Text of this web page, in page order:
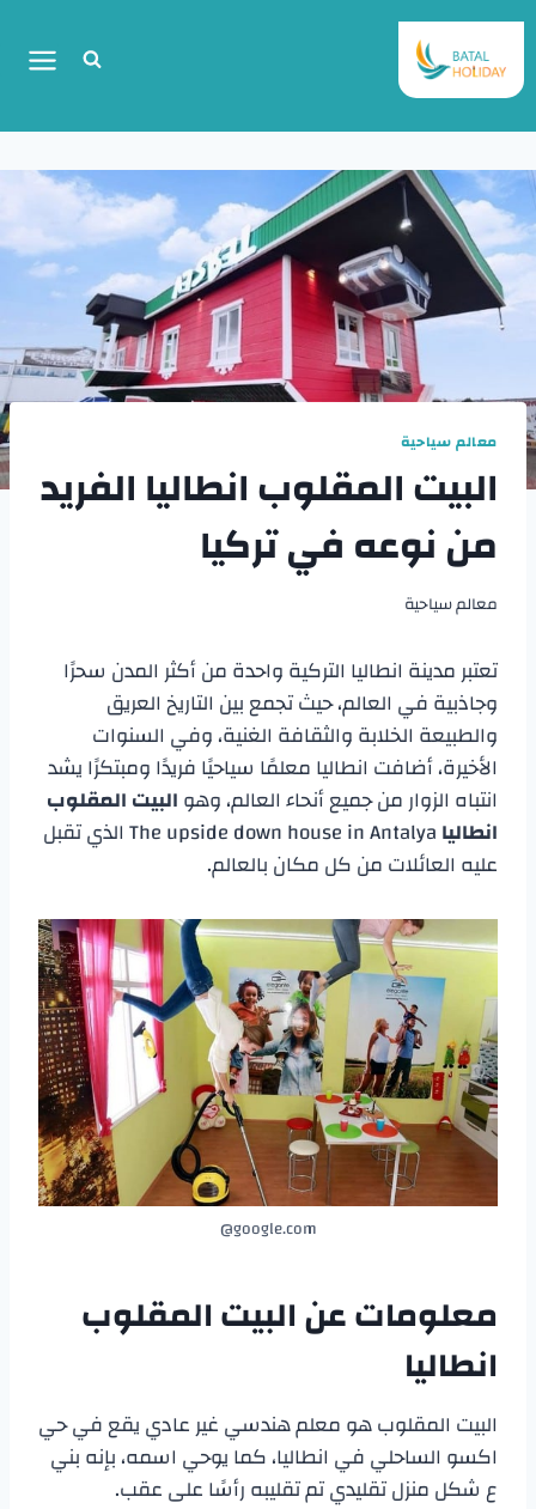
معالم سياحية
البيت المقلوب انطاليا الفريد
من نوعه في تركيا
معالم سياحية
تعتبر مدينة انطاليا التركية واحدة من أكثر المدن سحرًا
وجاذبية في العالم، حيث تجمع بين التاريخ العريق
والطبيعة الخلابة والثقافة الغنية، وفي السنوات
الأخيرة، أضافت انطاليا معلمًا سياحيًا فريدًا ومبتكرًا يشد
انتباه الزوار من جميع أنحاء العالم، وهوالبيت المقلوب
انطاليا
The upside down house in Antalya الذي تقبل
عليه العائلات من كل مكان بالعالم.
google.com@
معلومات عنالبيت المقلوب
انطاليا
البيت المقلوب هو معلم هندسي غير عادي يقع في حي
اكسو الساحلي في انطاليا، كما يوحي اسمه، بإنه بني
ع شكل منزل تقليدي تم تقليبه رأسًا على عقب.